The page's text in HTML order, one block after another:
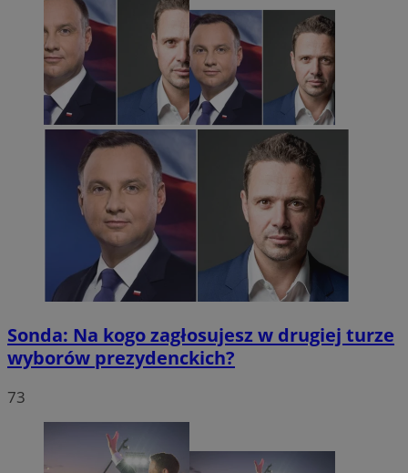
Sonda: Na kogo zagłosujesz w drugiej turze
wyborów prezydenckich?
73